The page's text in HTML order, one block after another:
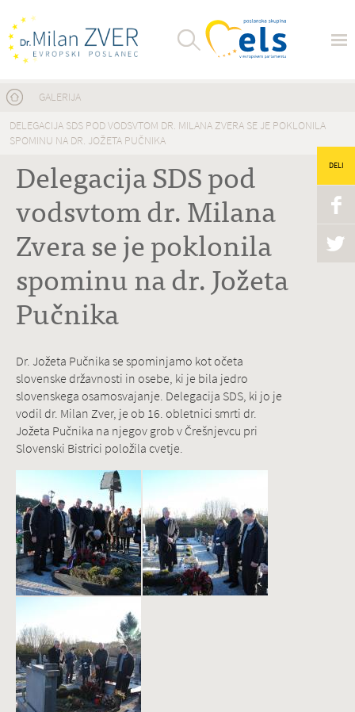
Nahajate se tukaj
GALERIJA
DELEGACIJA SDS POD VODSVTOM DR. MILANA ZVERA SE JE POKLONILA
SPOMINU NA DR. JOŽETA PUČNIKA
Delegacija SDS pod
vodsvtom dr. Milana
Zvera se je poklonila
spominu na dr. Jožeta
Pučnika
DELI
Dr. Jožeta Pučnika se spominjamo kot očeta
slovenske državnosti in osebe, ki je bila jedro
slovenskega osamosvajanje. Delegacija SDS, ki jo je
vodil dr. Milan Zver, je ob 16. obletnici smrti dr.
Jožeta Pučnika na njegov grob v Črešnjevcu pri
Slovenski Bistrici položila cvetje.